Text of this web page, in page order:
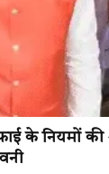
के नियमों